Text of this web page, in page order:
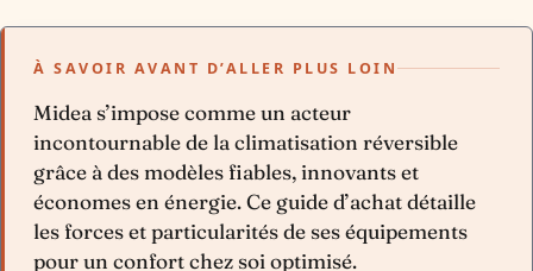
À SAVOIR AVANT D’ALLER PLUS LOIN
Midea s’impose comme un acteur
incontournable de la climatisation réversible
grâce à des modèles fiables, innovants et
économes en énergie. Ce guide d’achat détaille
les forces et particularités de ses équipements
pour un confort chez soi optimisé.